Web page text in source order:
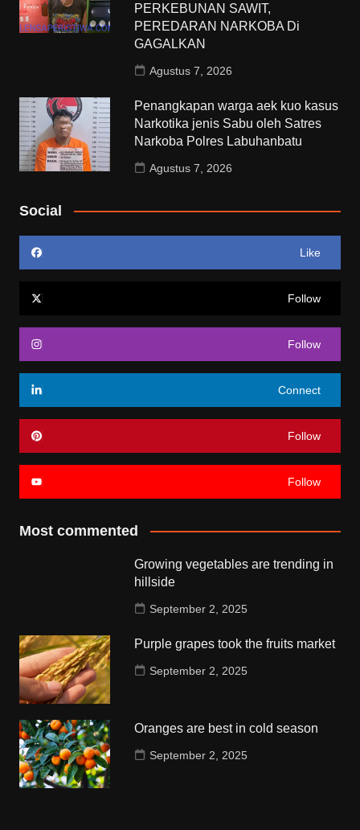
PERKEBUNAN SAWIT,
PEREDARAN NARKOBA Di
GAGALKAN
Agustus 7, 2026
Penangkapan warga aek kuo kasus
Narkotika jenis Sabu oleh Satres
Narkoba Polres Labuhanbatu
Agustus 7, 2026
Social
Like
Follow
Follow
Connect
Follow
Follow
Most commented
Growing vegetables are trending in
hillside
September 2, 2025
Purple grapes took the fruits market
September 2, 2025
Oranges are best in cold season
September 2, 2025